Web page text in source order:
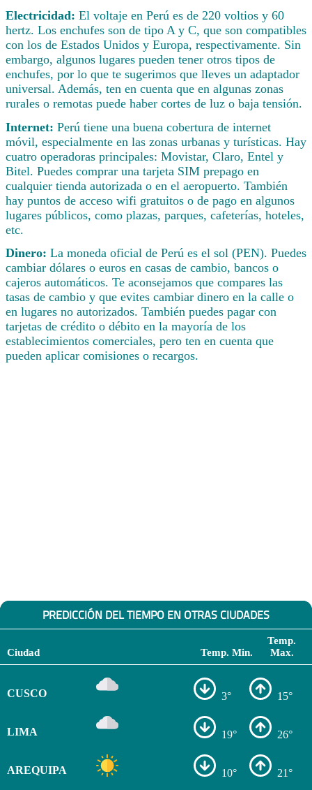
Electricidad: El voltaje en Perú es de 220 voltios y 60
hertz. Los enchufes son de tipo A y C, que son compatibles
con los de Estados Unidos y Europa, respectivamente. Sin
embargo, algunos lugares pueden tener otros tipos de
enchufes, por lo que te sugerimos que lleves un adaptador
universal. Además, ten en cuenta que en algunas zonas
rurales o remotas puede haber cortes de luz o baja tensión.
Internet: Perú tiene una buena cobertura de internet
móvil, especialmente en las zonas urbanas y turísticas. Hay
cuatro operadoras principales: Movistar, Claro, Entel y
Bitel. Puedes comprar una tarjeta SIM prepago en
cualquier tienda autorizada o en el aeropuerto. También
hay puntos de acceso wifi gratuitos o de pago en algunos
lugares públicos, como plazas, parques, cafeterías, hoteles,
etc.
Dinero: La moneda oficial de Perú es el sol (PEN). Puedes
cambiar dólares o euros en casas de cambio, bancos o
cajeros automáticos. Te aconsejamos que compares las
tasas de cambio y que evites cambiar dinero en la calle o
en lugares no autorizados. También puedes pagar con
tarjetas de crédito o débito en la mayoría de los
establecimientos comerciales, pero ten en cuenta que
pueden aplicar comisiones o recargos.
PREDICCIÓN DEL TIEMPO EN OTRAS CIUDADES
Ciudad Temp. Min.
Temp.
Max.
CUSCO 3° 15°
LIMA 19° 26°
AREQUIPA 10° 21°